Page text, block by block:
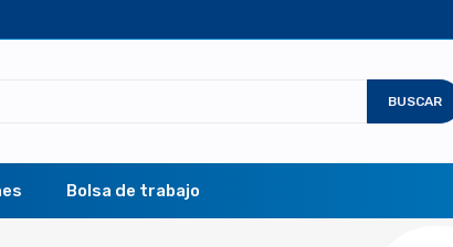
BUSCAR
Bolsa de trabajo